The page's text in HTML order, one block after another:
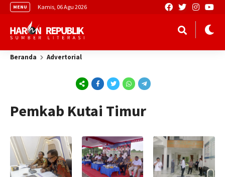
MENU Kamis, 06 Agu 2026
Beranda Advertorial
Pemkab Kutai Timur